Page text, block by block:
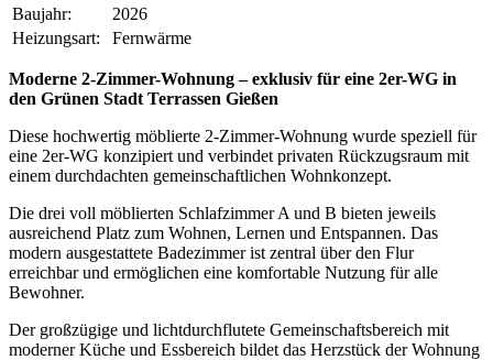
Baujahr:
2026
Heizungsart:
Fernwärme
Moderne 2-Zimmer-Wohnung – exklusiv für eine 2er-WG in
den Grünen Stadt Terrassen Gießen
Diese hochwertig möblierte 2-Zimmer-Wohnung wurde speziell für
eine 2er-WG konzipiert und verbindet privaten Rückzugsraum mit
einem durchdachten gemeinschaftlichen Wohnkonzept.
Die drei voll möblierten Schlafzimmer A und B bieten jeweils
ausreichend Platz zum Wohnen, Lernen und Entspannen. Das
modern ausgestattete Badezimmer ist zentral über den Flur
erreichbar und ermöglichen eine komfortable Nutzung für alle
Bewohner.
Der großzügige und lichtdurchflutete Gemeinschaftsbereich mit
moderner Küche und Essbereich bildet das Herzstück der Wohnung